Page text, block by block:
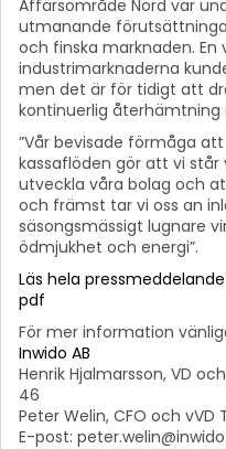
Affärsområde Nord var
utmanande
och finska marknaden.
industrimarknaderna
men det är för tidigt att
kontinuerlig återhämtning
”Vår bevisade förmåga
kassaflöden gör att vi
utveckla våra bolag och
och främst tar vi oss an
säsongsmässigt lugnare
ödmjukhet och energi”.
Läs hela
pdf
För mer information
Inwido AB
Henrik Hjalmarsson, VD
46
Peter Welin, CFO och vVD
E-post: